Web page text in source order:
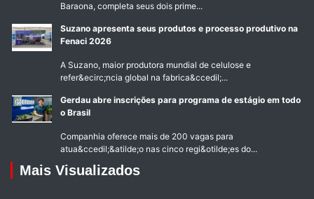
Baraona, completa seus dois prime...
Suzano apresenta seus produtos e processo produtivo na
Fenaci 2026
A Suzano, maior produtora mundial de celulose e
refer&ecirc;ncia global na fabrica&ccedil;...
Gerdau abre inscrições para programa de estágio em todo
o Brasil
Companhia oferece mais de 200 vagas para
atua&ccedil;&atilde;o nas cinco regi&otilde;es do...
Mais Visualizados